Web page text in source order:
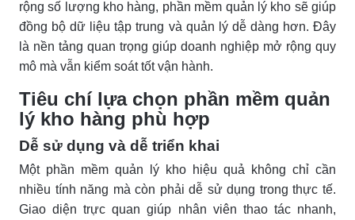
rộng số lượng kho hàng, phần mềm quản lý kho sẽ giúp
đồng bộ dữ liệu tập trung và quản lý dễ dàng hơn. Đây
là nền tảng quan trọng giúp doanh nghiệp mở rộng quy
mô mà vẫn kiểm soát tốt vận hành.
Tiêu chí lựa chọn phần mềm quản
lý kho hàng phù hợp
Dễ sử dụng và dễ triển khai
Một phần mềm quản lý kho hiệu quả không chỉ cần
nhiều tính năng mà còn phải dễ sử dụng trong thực tế.
Giao diện trực quan giúp nhân viên thao tác nhanh,